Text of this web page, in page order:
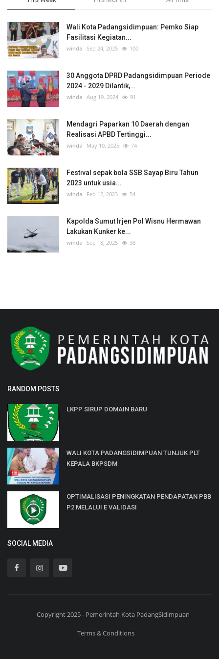
Wali Kota Padangsidimpuan: Pemko Siap
Fasilitasi Kegiatan...
winda Sep 24, 2025 100
30 Anggota DPRD Padangsidimpuan Periode
2024 - 2029 Dilantik,...
winda Aug 19, 2024 91
Mendagri Paparkan 10 Daerah dengan
Realisasi APBD Tertinggi...
winda May 10, 2025 74
Festival sepak bola SSB Sayap Biru Tahun
2023 untuk usia...
winda Feb 12, 2023 54
Kapolda Sumut Irjen Pol Wisnu Hermawan
Lakukan Kunker ke...
winda Sep 18, 2025 38
RANDOM POSTS
LKPP SIRUP DOMAIN BARU
WALI KOTA PADANGSIDIMPUAN TUNJUK PLT
KEPALA BKPSDM
OPTIMALISASI PENINGKATAN PENDAPATAN PBB
P2 MELALUI E VALIDASI
SOCIAL MEDIA
Copyright 2025 - Pemerintah Kota PadangSidimpuan
Terms & Conditions